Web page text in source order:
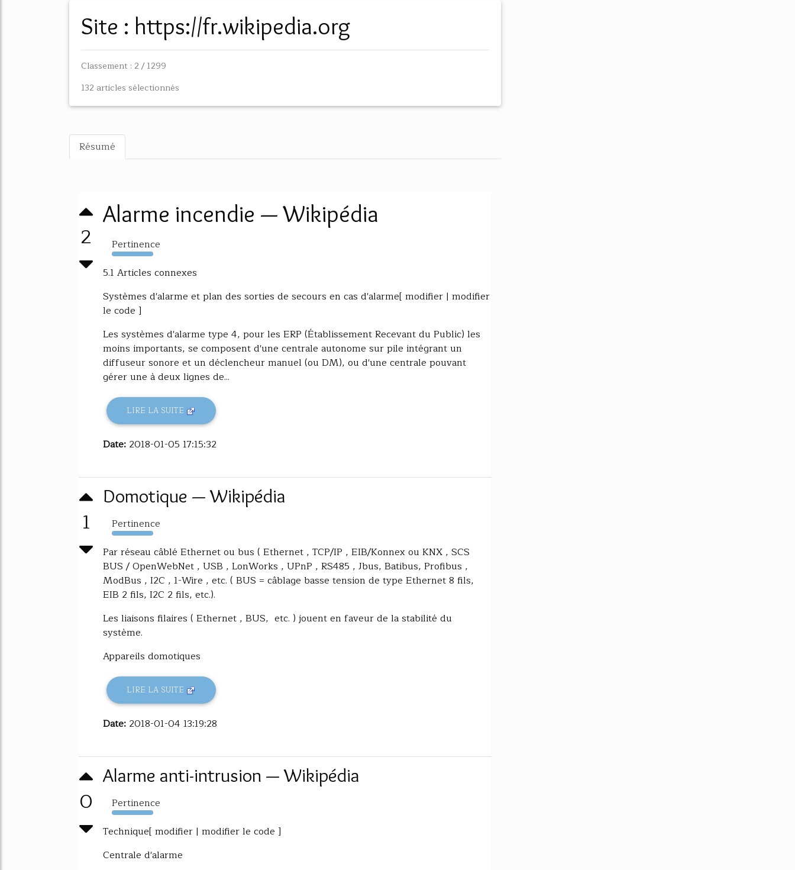
Site : https://fr.wikipedia.org
Classement : 2 / 1299
132 articles sélectionnés
Résumé
2
Alarme incendie — Wikipédia
Pertinence
2473%
5.1 Articles connexes
Systèmes d'alarme et plan des sorties de secours en cas d'alarme[ modifier | modifier
le code ]
Les systèmes d'alarme type 4, pour les ERP (Établissement Recevant du Public) les
moins importants, se composent d'une centrale autonome sur pile intégrant un
diffuseur sonore et un déclencheur manuel (ou DM), ou d'une centrale pouvant
gérer une à deux lignes de...
LIRE LA SUITE
Date: 2018-01-05 17:15:32
1
Domotique — Wikipédia
Pertinence
2490%
Par réseau câblé Ethernet ou bus ( Ethernet , TCP/IP , EIB/Konnex ou KNX , SCS
BUS / OpenWebNet , USB , LonWorks , UPnP , RS485 , Jbus, Batibus, Profibus ,
ModBus , I2C , 1-Wire , etc. ( BUS = câblage basse tension de type Ethernet 8 fils,
EIB 2 fils, I2C 2 fils, etc.).
Les liaisons filaires ( Ethernet , BUS, etc. ) jouent en faveur de la stabilité du
système.
Appareils domotiques
LIRE LA SUITE
Date: 2018-01-04 13:19:28
0
Alarme anti-intrusion — Wikipédia
Pertinence
2500%
Technique[ modifier | modifier le code ]
Centrale d'alarme